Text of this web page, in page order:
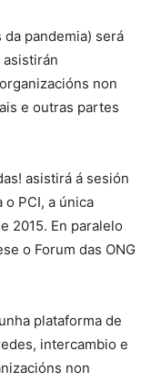
pandemia) será
non
e outras partes
asistirá á sesión
o PCI, a única
2015. En paralelo
o Forum das ONG
plataforma de
intercambio e
non